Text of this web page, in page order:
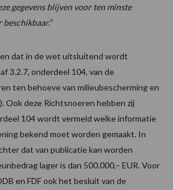
gegevens blijven voor ten minste
dat in de wet uitsluitend wordt
3.2.7, onderdeel 104, van de
ten behoeve van milieubescherming en
Ook deze Richtsnoeren hebben zij
104 wordt vermeld welke informatie
bekend moet worden gemaakt. In
dat van publicatie kan worden
lager is dan 500.000,– EUR. Voor
en FDF ook het besluit van de